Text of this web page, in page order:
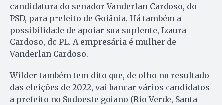
candidatura do senador Vanderlan Cardoso, do
PSD, para prefeito de Goiânia. Há também a
possibilidade de apoiar sua suplente, Izaura
Cardoso, do PL. A empresária é mulher de
Vanderlan Cardoso.
Wilder também tem dito que, de olho no resultado
das eleições de 2022, vai bancar vários candidatos
a prefeito no Sudoeste goiano (Rio Verde, Santa